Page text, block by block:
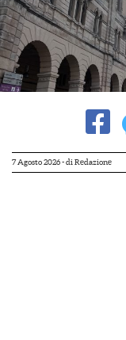
7 Agosto 2026- di Redazione